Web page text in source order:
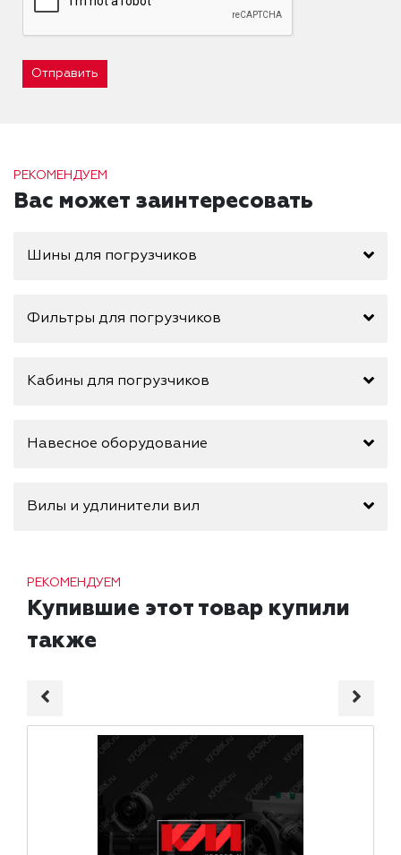
Отправить
РЕКОМЕНДУЕМ
Вас может заинтересовать
Шины для погрузчиков
Фильтры для погрузчиков
Кабины для погрузчиков
Навесное оборудование
Вилы и удлинители вил
РЕКОМЕНДУЕМ
Купившие этот товар купили
также